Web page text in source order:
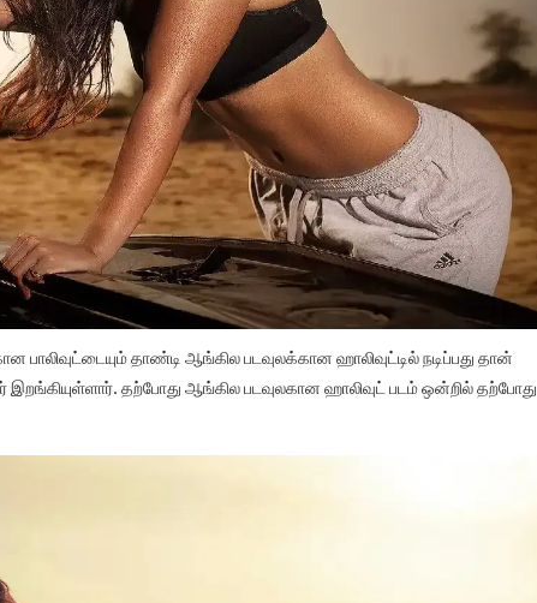
பாலிவுட்டையும் தாண்டி ஆங்கில படவுலக்கான ஹாலிவுட்டில் நடிப்பது தான்
தற்போது ஆங்கில படவுலகான ஹாலிவுட் படம் ஒன்றில் தற்போது